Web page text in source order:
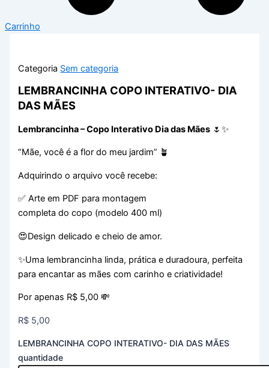
Carrinho
Categoria Sem categoria
LEMBRANCINHA COPO INTERATIVO- DIA
DAS MÃES
Lembrancinha – Copo Interativo Dia das Mães 🌷✨
“Mãe, você é a flor do meu jardim” 🪴
Adquirindo o arquivo você recebe:
✅ Arte em PDF para montagem
completa do copo (modelo 400 ml)
😍Design delicado e cheio de amor.
✨Uma lembrancinha linda, prática e duradoura, perfeita
para encantar as mães com carinho e criatividade!
Por apenas R$ 5,00 💸
R$ 5,00
LEMBRANCINHA COPO INTERATIVO- DIA DAS MÃES
quantidade